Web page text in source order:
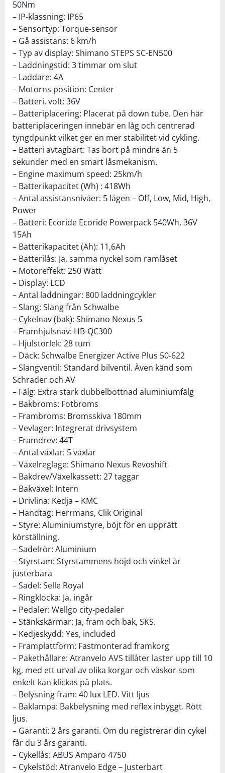
50Nm
– IP-klassning: IP65
– Sensortyp: Torque-sensor
– Gå assistans: 6 km/h
– Typ av display: Shimano STEPS SC-EN500
– Laddningstid: 3 timmar om slut
– Laddare: 4A
– Motorns position: Center
– Batteri, volt: 36V
– Batteriplacering: Placerat på down tube. Den här
batteriplaceringen innebär en låg och centrerad
tyngdpunkt vilket ger en mer stabilitet vid cykling.
– Batteri avtagbart: Tas bort på mindre än 5
sekunder med en smart låsmekanism.
– Engine maximum speed: 25km/h
– Batterikapacitet (Wh) : 418Wh
– Antal assistansnivåer: 5 lägen – Off, Low, Mid, High,
Power
– Batteri: Ecoride Ecoride Powerpack 540Wh, 36V
15Ah
– Batterikapacitet (Ah): 11,6Ah
– Batterilås: Ja, samma nyckel som ramlåset
– Motoreffekt: 250 Watt
– Display: LCD
– Antal laddningar: 800 laddningcykler
– Slang: Slang från Schwalbe
– Cykelnav (bak): Shimano Nexus 5
– Framhjulsnav: HB-QC300
– Hjulstorlek: 28 tum
– Däck: Schwalbe Energizer Active Plus 50-622
– Slangventil: Standard bilventil. Även känd som
Schrader och AV
– Fälg: Extra stark dubbelbottnad aluminiumfälg
– Bakbroms: Fotbroms
– Frambroms: Bromsskiva 180mm
– Vevlager: Integrerat drivsystem
– Framdrev: 44T
– Antal växlar: 5 växlar
– Växelreglage: Shimano Nexus Revoshift
– Bakdrev/Växelkassett: 27 taggar
– Bakväxel: Intern
– Drivlina: Kedja – KMC
– Handtag: Herrmans, Clik Original
– Styre: Aluminiumstyre, böjt för en upprätt
körställning.
– Sadelrör: Aluminium
– Styrstam: Styrstammens höjd och vinkel är
justerbara
– Sadel: Selle Royal
– Ringklocka: Ja, ingår
– Pedaler: Wellgo city-pedaler
– Stänkskärmar: Ja, fram och bak, SKS.
– Kedjeskydd: Yes, included
– Framplattform: Fastmonterad framkorg
– Pakethållare: Atranvelo AVS tillåter laster upp till 10
kg, med ett urval av olika korgar och väskor som
enkelt kan klickas på plats.
– Belysning fram: 40 lux LED. Vitt ljus
– Baklampa: Bakbelysning med reflex inbyggt. Rött
ljus.
– Garanti: 2 års garanti. Om du registrerar din cykel
får du 3 års garanti.
– Cykellås: ABUS Amparo 4750
– Cykelstöd: Atranvelo Edge – Justerbart